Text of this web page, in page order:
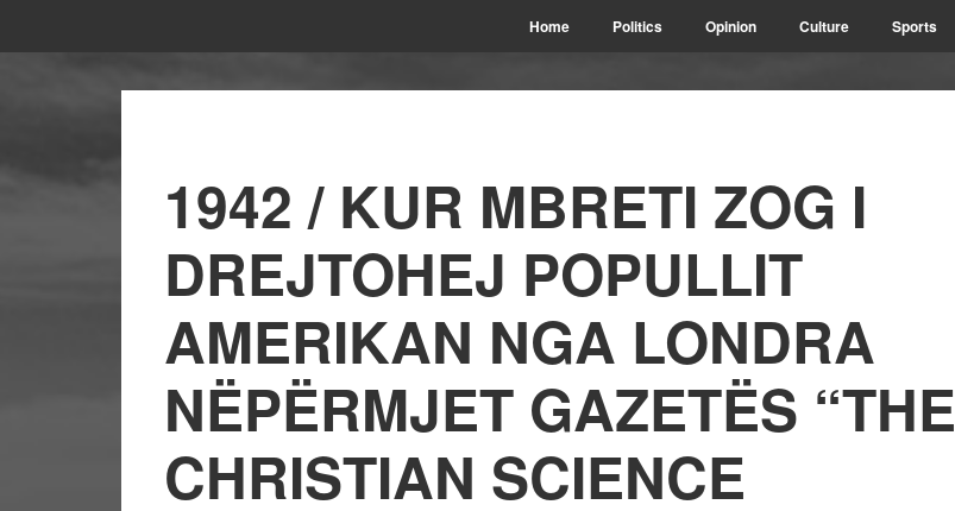
Home Politics Opinion Culture Sports
1942 / KUR MBRETI ZOG I
DREJTOHEJ POPULLIT
AMERIKAN NGA LONDRA
NËPËRMJET GAZETËS “THE
CHRISTIAN SCIENCE